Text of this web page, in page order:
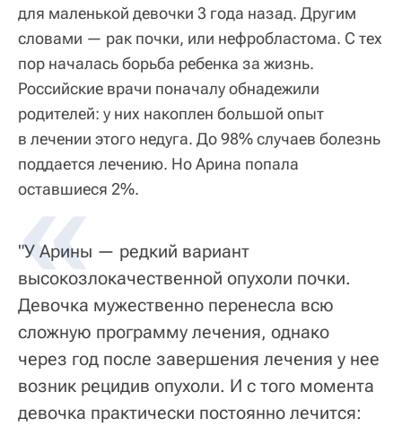
для маленькой девочки 3 года назад. Другим
словами — рак почки, или нефробластома. С тех
пор началась борьба ребенка за жизнь.
Российские врачи поначалу обнадежили
родителей: у них накоплен большой опыт
в лечении этого недуга. До 98% случаев болезнь
поддается лечению. Но Арина попала
оставшиеся 2%.
"У Арины — редкий вариант
высокозлокачественной опухоли почки.
Девочка мужественно перенесла всю
сложную программу лечения, однако
через год после завершения лечения у нее
возник рецидив опухоли. И с того момента
девочка практически постоянно лечится: